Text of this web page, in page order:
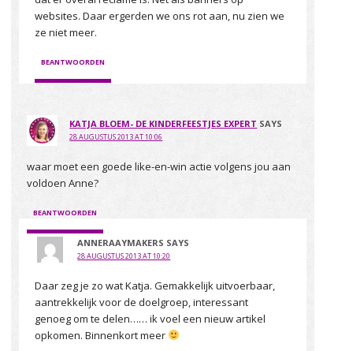
websites. Daar ergerden we ons rot aan, nu zien we
ze niet meer.
BEANTWOORDEN
KATJA BLOEM- DE KINDERFEESTJES EXPERT SAYS
28 AUGUSTUS 2013 AT 10:06
waar moet een goede like-en-win actie volgens jou aan
voldoen Anne?
BEANTWOORDEN
ANNERAAYMAKERS SAYS
28 AUGUSTUS 2013 AT 10:20
Daar zeg je zo wat Katja. Gemakkelijk uitvoerbaar,
aantrekkelijk voor de doelgroep, interessant
genoeg om te delen…… ik voel een nieuw artikel
opkomen. Binnenkort meer